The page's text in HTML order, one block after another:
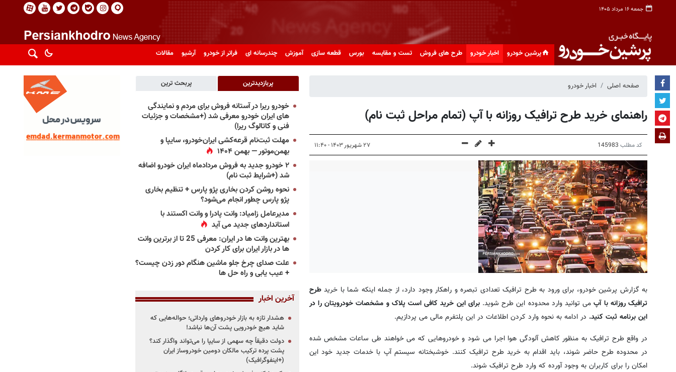
جمعه ۱۶ مرداد ۱۴۰۵
پرشین خودرو اخبار خودرو طرح های فروش تست و مقایسه بورس قطعه سازی آموزش چندرسانه ای فراتر از خودرو آرشیو مقالات
صفحه اصلی اخبار خودرو
راهنمای خرید طرح ترافیک روزانه با آپ (تمام مراحل ثبت نام)
کد مطلب 145983 ۲۷ شهریور ۱۴۰۳ - ۱۱:۴۰
به گزارش پرشین خودرو، برای ورود به طرح ترافیک تعدادی تبصره و راهکار وجود دارد، از جمله اینکه شما با خریدطرح
ترافیک روزانه با آپمی توانید وارد محدوده این طرح شوید.برای این خرید کافی است پلاک و مشخصات خودرویتان را در
این برنامه ثبت کنید. در ادامه به نحوه وارد کردن اطلاعات در این پلتفرم مالی می پردازیم.
در واقع طرح ترافیک به منظور کاهش آلودگی هوا اجرا می شود و خودروهایی که می خواهند طی ساعات مشخص شده
در محدوده طرح حاضر شوند، باید اقدام به خرید طرح ترافیک کنند. خوشبختانه سیستم آپ با خدمات جدید خود این
امکان را برای کاربران به وجود آورده که وارد طرح ترافیک شوند.
پربازدیدترین پربحث ترین
خودرو ریرا در آستانه فروش برای مردم و نمایندگی
های ایران خودرو معرفی شد (+مشخصات و جزئیات
فنی و کاتالوگ ریرا)
مهلت ثبت‌نام قرعه‌کشی ایران‌خودرو، سایپا و
بهمن‌موتور — بهمن ۱۴۰۴
۲ خودرو جدید به فروش مردادماه ایران خودرو اضافه
شد (+شرایط ثبت نام)
نحوه روشن کردن بخاری پژو پارس + تنظیم بخاری
پژو پارس چطور انجام می‌شود؟
مدیرعامل زامیاد: وانت پادرا و وانت اکستند با
استانداردهای جدید می آید
بهترین وانت ها در ایران: معرفی 25 تا از برترین وانت
ها در بازار ایران برای کار کردن
علت صدای چرخ جلو ماشین هنگام دور زدن چیست؟
+ عیب یابی و راه حل ها
آخرین اخبار
هشدار تازه به بازار خودروهای وارداتی؛ حواله‌هایی که
شاید هیچ خودرویی پشت آن‌ها نباشد!
دولت دقیقاً چه سهمی از سایپا را می‌تواند واگذار کند؟
پشت پرده ترکیب مالکان دومین خودروساز ایران
(+اینفوگرافیک)